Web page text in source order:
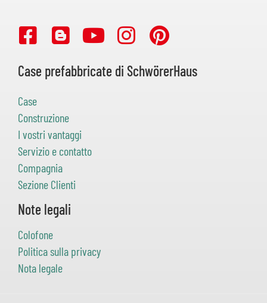
Case prefabbricate di SchwörerHaus
Case
Construzione
I vostri vantaggi
Servizio e contatto
Compagnia
Sezione Clienti
Note legali
Colofone
Politica sulla privacy
Nota legale